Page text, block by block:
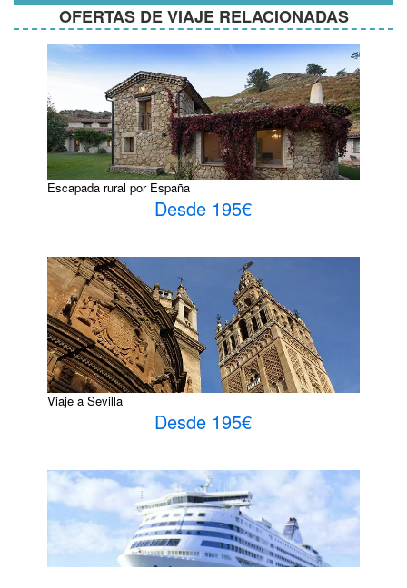
OFERTAS DE VIAJE RELACIONADAS
Escapada rural por España
Desde 195€
Viaje a Sevilla
Desde 195€